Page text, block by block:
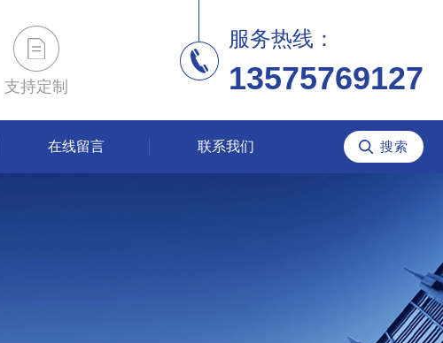
支持定制
服务热线：
13575769127
在线留言 联系我们